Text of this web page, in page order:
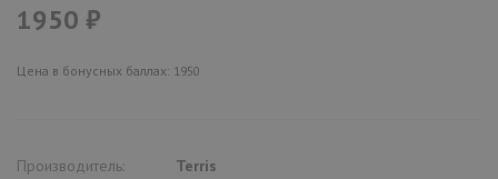
1950 ₽
Цена в бонусных баллах: 1950
Производитель:
Terris